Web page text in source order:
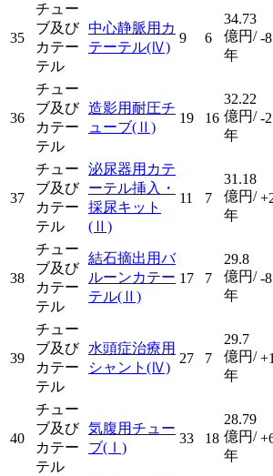
35
チュー
ブ及び
カテー
テル
中心静脈用カ
テーテル(Ⅳ)
9 6
34.73
億円/
年
-
36
チュー
ブ及び
カテー
テル
造影用耐圧チ
ューブ(Ⅱ)
19 16
32.22
億円/
年
-
37
チュー
ブ及び
カテー
テル
泌尿器用カテ
ーテル挿入・
採尿キット
(Ⅱ)
11 7
31.18
億円/
年
38
チュー
ブ及び
カテー
テル
結石摘出用バ
ルーンカテー
テル(Ⅱ)
17 7
29.8
億円/
年
-
39
チュー
ブ及び
カテー
テル
水頭症治療用
シャント (Ⅳ)
27 7
29.7
億円/
年
40
チュー
ブ及び
カテー
テル
気腹用チュー
ブ(Ⅰ)
33 18
28.79
億円/
年